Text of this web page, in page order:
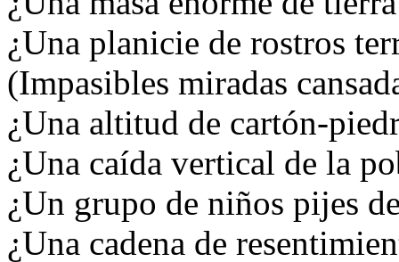
¿Una planicie de rostros
(Impasibles miradas
¿Una altitud de cartón-
¿Una caída vertical de la
¿Un grupo de niños pijes
¿Una cadena de